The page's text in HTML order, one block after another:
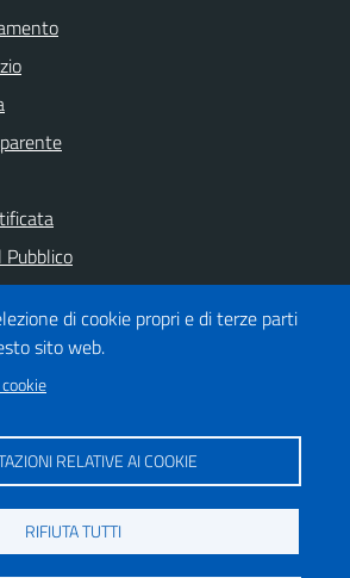
di cookie propri e di terze parti
sito web.
RELATIVE AI COOKIE
RIFIUTA TUTTI
Pubblico